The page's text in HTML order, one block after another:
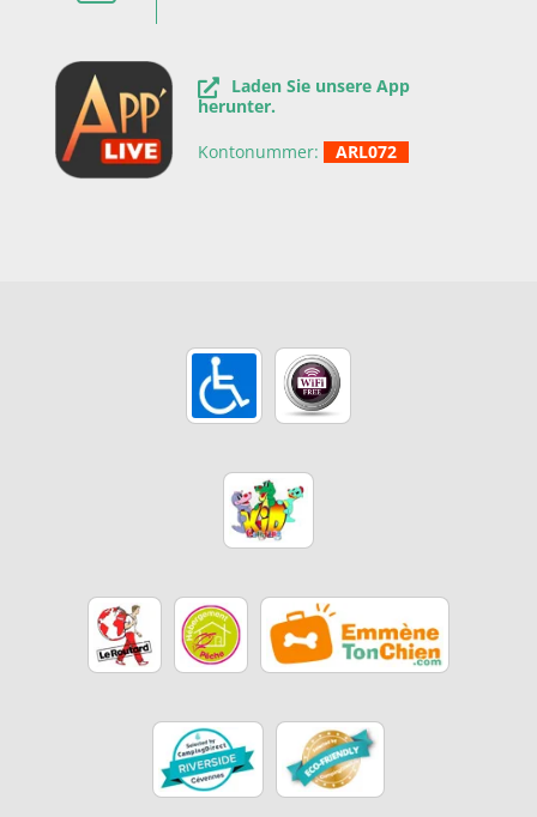
Laden Sie unsere App
herunter.
Kontonummer:
ARL072